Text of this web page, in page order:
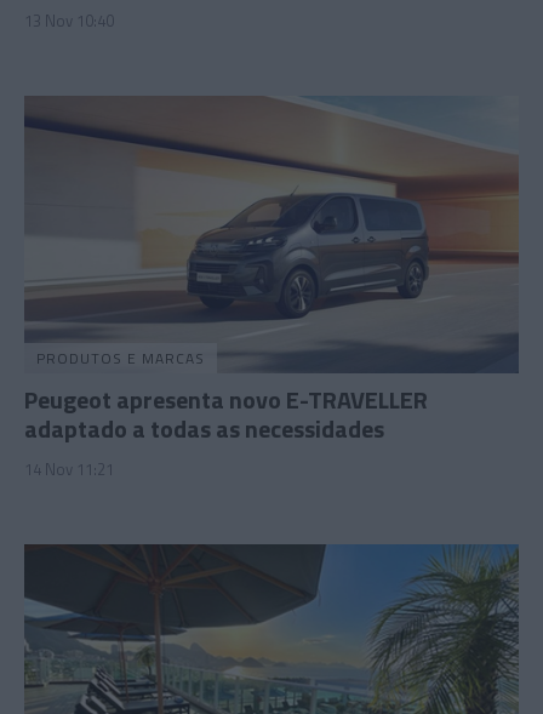
13 Nov 10:40
PRODUTOS E MARCAS
Peugeot apresenta novo E-TRAVELLER
adaptado a todas as necessidades
14 Nov 11:21